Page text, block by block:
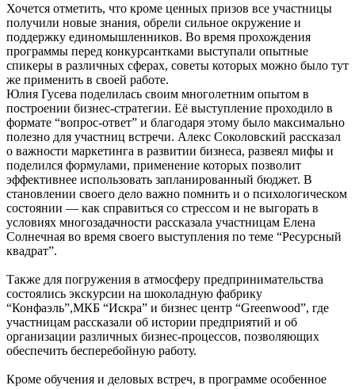
Хочется отметить, что кроме ценных призов все участницы
получили новые знания, обрели сильное окружение и
поддержку единомышленников. Во время прохождения
программы перед конкурсантками выступали опытные
спикеры в различных сферах, советы которых можно было тут
же применить в своей работе.
Юлия Гусева поделилась своим многолетним опытом в
построении бизнес-стратегии. Её выступление проходило в
формате “вопрос-ответ” и благодаря этому было максимально
полезно для участниц встречи. Алекс Соколовский рассказал
о важности маркетинга в развитии бизнеса, развеял мифы и
поделился формулами, применение которых позволит
эффективнее использовать запланированный бюджет. В
становлении своего дело важно помнить и о психологическом
состоянии — как справиться со стрессом и не выгорать в
условиях многозадачности рассказала участницам Елена
Солнечная во время своего выступления по теме “Ресурсный
квадрат”.
Также для погружения в атмосферу предпринимательства
состоялись экскурсии на шоколадную фабрику
“Конфаэль”,МКБ “Искра” и бизнес центр “Greenwood”, где
участницам рассказали об истории предприятий и об
организации различных бизнес-процессов, позволяющих
обеспечить бесперебойную работу.
Кроме обучения и деловых встреч, в программе особенное